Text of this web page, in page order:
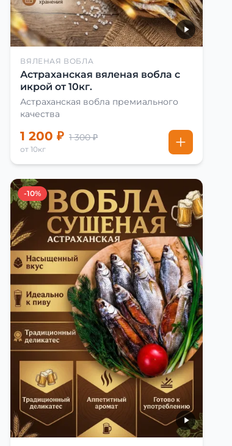
ВЯЛЕНАЯ ВОБЛА
Астраханская вяленая вобла с
икрой от 10кг.
Астраханская вобла премиального
качества
1 200 ₽ 1 300 ₽
от 10кг
-10%